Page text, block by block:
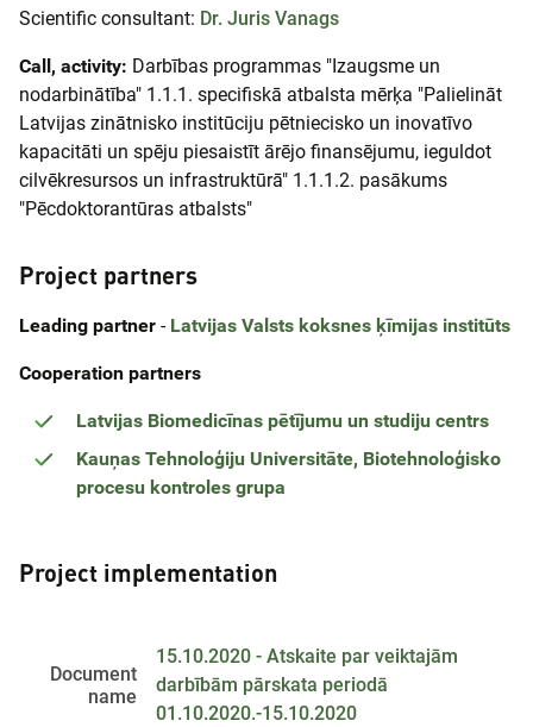
Scientific consultant: Dr. Juris Vanags
Call, activity: Darbības programmas "Izaugsme un
nodarbinātība" 1.1.1. specifiskā atbalsta mērķa "Palielināt
Latvijas zinātnisko institūciju pētniecisko un inovatīvo
kapacitāti un spēju piesaistīt ārējo finansējumu, ieguldot
cilvēkresursos un infrastruktūrā" 1.1.1.2. pasākums
"Pēcdoktorantūras atbalsts"
Project partners
Leading partner - Latvijas Valsts koksnes ķīmijas institūts
Cooperation partners
Latvijas Biomedicīnas pētījumu un studiju centrs
Kauņas Tehnoloģiju Universitāte, Biotehnoloģisko
procesu kontroles grupa
Project implementation
Document
name
15.10.2020 - Atskaite par veiktajām
darbībām pārskata periodā
01.10.2020.-15.10.2020